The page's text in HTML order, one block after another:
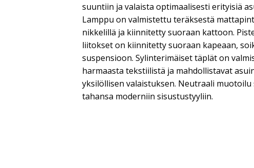
suuntiin ja valaista optimaalisesti erityisiä
Lamppu on valmistettu teräksestä
nikkelillä ja kiinnitetty suoraan kattoon.
liitokset on kiinnitetty suoraan kapeaan,
suspensioon. Sylinterimäiset täplät on
harmaasta tekstiilistä ja mahdollistavat
yksilöllisen valaistuksen. Neutraali muotoilu
tahansa moderniin sisustustyyliin.